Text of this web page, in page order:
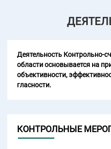
Деятельность Контрольно-
области основывается на
объективности,
гласности.
КОНТРОЛЬНЫЕ